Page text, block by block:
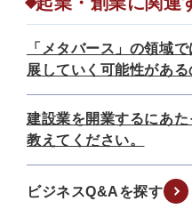
「メタバース」の領域
展していく可能性がある
建設業を開業するにあ
教えてください。
ビジネスQ&Aを探す